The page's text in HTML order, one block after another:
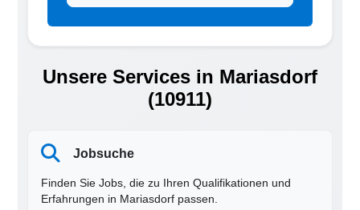
Unsere Services in Mariasdorf
(10911)
Jobsuche
Finden Sie Jobs, die zu Ihren Qualifikationen und
Erfahrungen in Mariasdorf passen.